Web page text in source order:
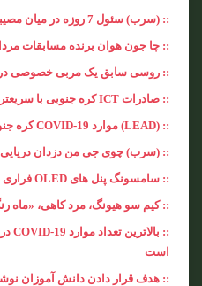
:: (سرب) سئول 7 روزه در میان مصیبت ها اشتراک می کند. برنده شد
:: چا جون هوان برنده مسابقات
:: روسی سابق یک مربی خصوصی در
:: صادرات ICT کره جنوبی با سریعترین سرعت 14 سال
:: (LEAD) موارد COVID-19 کره جنوبی در کنار 10000 فضای دوم
:: (سرب) چوی جی من دزدان دریایی
:: سامسونگ پنل های OLED فراری را امضا کرد
:: کیم سو هیونگ، مرد کاهی، «ماه
است
:: هدف قرار دادن دانش آموزان